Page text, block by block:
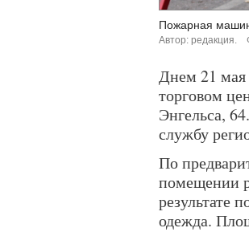
Пожарная
Автор: редакция.
Днем 21
торговом
Энгельса,
службу
По
помещении
результате
одежда.